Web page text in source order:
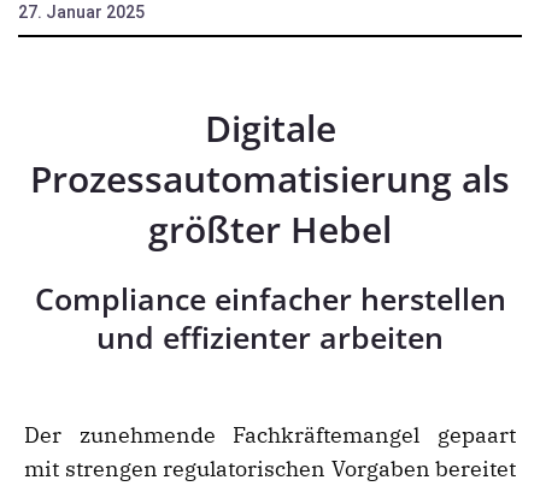
27. Januar 2025
Digitale
Prozessautomatisierung als
größter Hebel
Compliance einfacher herstellen
und effizienter arbeiten
Der zunehmende Fachkräftemangel gepaart
mit strengen regulatorischen Vorgaben bereitet